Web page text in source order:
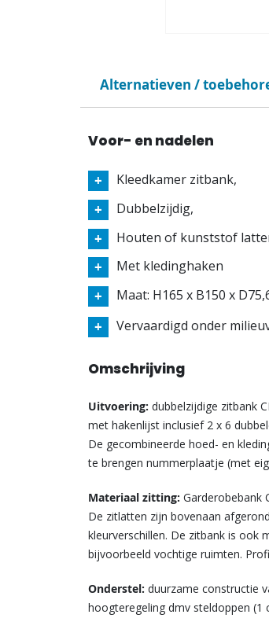
Alternatieven /
Voor- en nadelen
Kleedkamer zitbank,
Dubbelzijdig,
Houten of kunststof
Met kledinghaken
Maat: H165 x B150 x
Vervaardigd onder
Omschrijving
Uitvoering: dubbelzijdige zitbank
met hakenlijst inclusief 2 x 6
De gecombineerde hoed- en
te brengen nummerplaatje (met
Materiaal zitting: Garderobebank
De zitlatten zijn bovenaan
kleurverschillen. De zitbank is ook
bijvoorbeeld vochtige ruimten.
Onderstel: duurzame constructie
hoogteregeling dmv steldoppen (1